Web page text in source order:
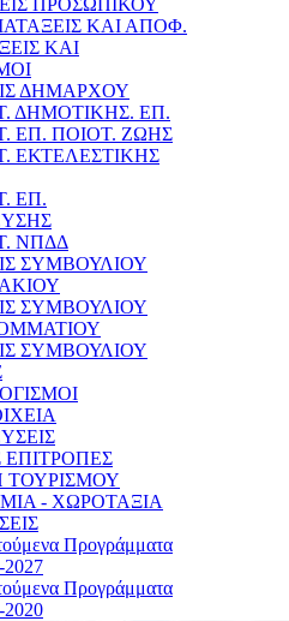
ΠΡΟΣΩΠΙΚΟΥ
ΚΑΙ ΑΠΟΦ.
ΚΑΙ
ΔΗΜΑΡΧΟΥ
ΔΗΜΟΤΙΚΗΣ. ΕΠ.
ΕΠ. ΠΟΙOΤ. ΖΩΗΣ
ΕΚΤΕΛΕΣΤΙΚΗΣ
ΕΠ.
ΝΠΔΔ
ΣΥΜΒΟΥΛΙΟΥ
ΣΥΜΒΟΥΛΙΟΥ
ΣΥΜΒΟΥΛΙΟΥ
ΕΠΙΤΡΟΠΕΣ
ΤΟΥΡΙΣΜΟΥ
- ΧΩΡΟΤΑΞΙΑ
Προγράμματα
Προγράμματα